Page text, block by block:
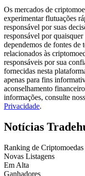
Estratégias de
Aprenda como se
Os mercados de
experimentar flutuações
responsável por suas
responsável por
dependemos de fontes de
relacionados às
responsáveis por sua
fornecidas nesta
apenas para fins
aconselhamento
informações, consulte
Privacidade.
Notícias
Ranking de Criptomoedas
Novas Listagens
Em Alta
Ganhadores